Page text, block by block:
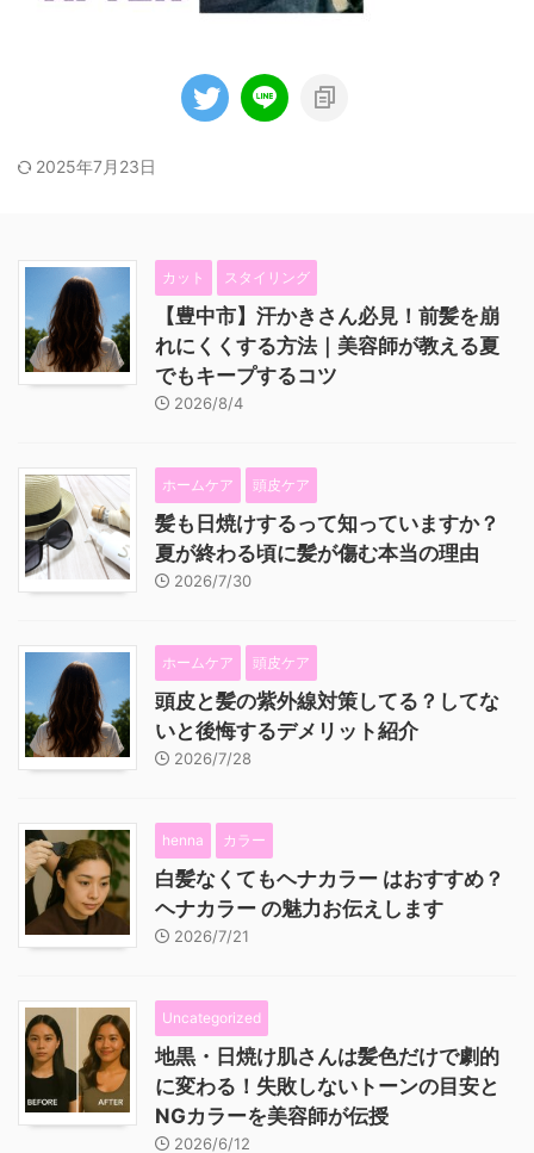
2025年7月23日
カット スタイリング
【豊中市】汗かきさん必見！前髪を崩
れにくくする方法｜美容師が教える夏
でもキープするコツ
2026/8/4
ホームケア 頭皮ケア
髪も日焼けするって知っていますか？
夏が終わる頃に髪が傷む本当の理由
2026/7/30
ホームケア 頭皮ケア
頭皮と髪の紫外線対策してる？してな
いと後悔するデメリット紹介
2026/7/28
henna カラー
白髪なくてもヘナカラー はおすすめ？
ヘナカラー の魅力お伝えします
2026/7/21
Uncategorized
地黒・日焼け肌さんは髪色だけで劇的
に変わる！失敗しないトーンの目安と
NGカラーを美容師が伝授
2026/6/12